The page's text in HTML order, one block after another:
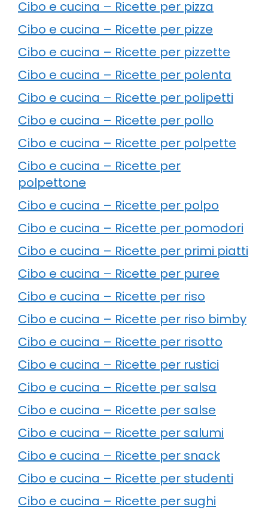
Cibo e cucina – Ricette per pizza
Cibo e cucina – Ricette per pizze
Cibo e cucina – Ricette per pizzette
Cibo e cucina – Ricette per polenta
Cibo e cucina – Ricette per polipetti
Cibo e cucina – Ricette per pollo
Cibo e cucina – Ricette per polpette
Cibo e cucina – Ricette per
polpettone
Cibo e cucina – Ricette per polpo
Cibo e cucina – Ricette per pomodori
Cibo e cucina – Ricette per primi piatti
Cibo e cucina – Ricette per puree
Cibo e cucina – Ricette per riso
Cibo e cucina – Ricette per riso bimby
Cibo e cucina – Ricette per risotto
Cibo e cucina – Ricette per rustici
Cibo e cucina – Ricette per salsa
Cibo e cucina – Ricette per salse
Cibo e cucina – Ricette per salumi
Cibo e cucina – Ricette per snack
Cibo e cucina – Ricette per studenti
Cibo e cucina – Ricette per sughi